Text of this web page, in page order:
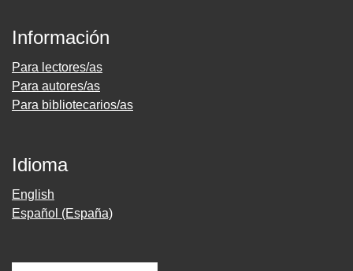
Información
Para lectores/as
Para autores/as
Para bibliotecarios/as
Idioma
English
Español (España)